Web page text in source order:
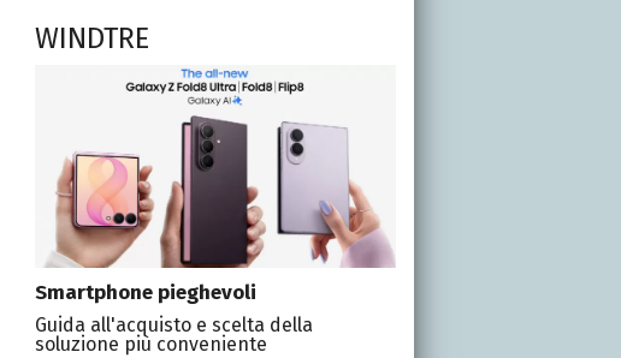
WINDTRE
Smartphone pieghevoli
Guida all'acquisto e scelta della
soluzione più conveniente